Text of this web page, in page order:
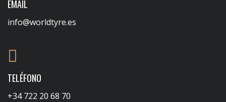
EMAIL
info@worldtyre.es
TELÉFONO
+34 722 20 68 70